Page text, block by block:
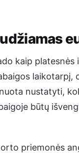
kaip platesnės
laikotarpį,
nustatyti,
būtų
priemonės